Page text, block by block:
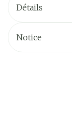
Détails
Notice